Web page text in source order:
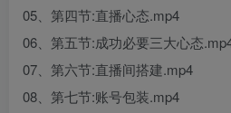
05、第四节:直播心态.mp4
06、第五节:成功必要三大心态
07、第六节:直播间搭建.mp4
08、第七节:账号包装.mp4